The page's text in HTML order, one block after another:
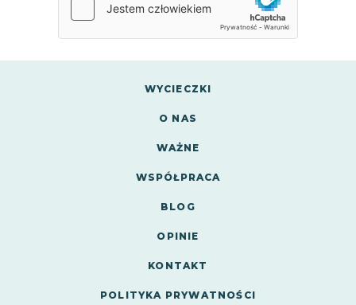
WYCIECZKI
O NAS
WAŻNE
WSPÓŁPRACA
BLOG
OPINIE
KONTAKT
POLITYKA PRYWATNOŚCI